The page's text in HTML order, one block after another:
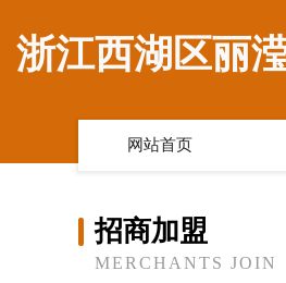
浙江西湖区丽
网站首页
招商加盟
MERCHANTS JOIN